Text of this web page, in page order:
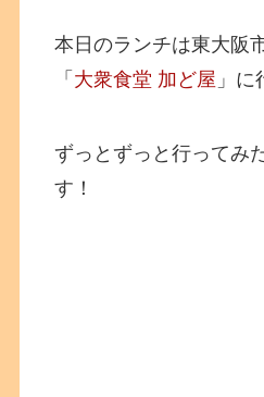
本日のランチは東大阪
「 大衆食堂 加ど屋 」に
ずっとずっと行ってみ
す！